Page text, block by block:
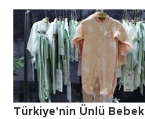
Türkiye'nin Ünlü Bebek